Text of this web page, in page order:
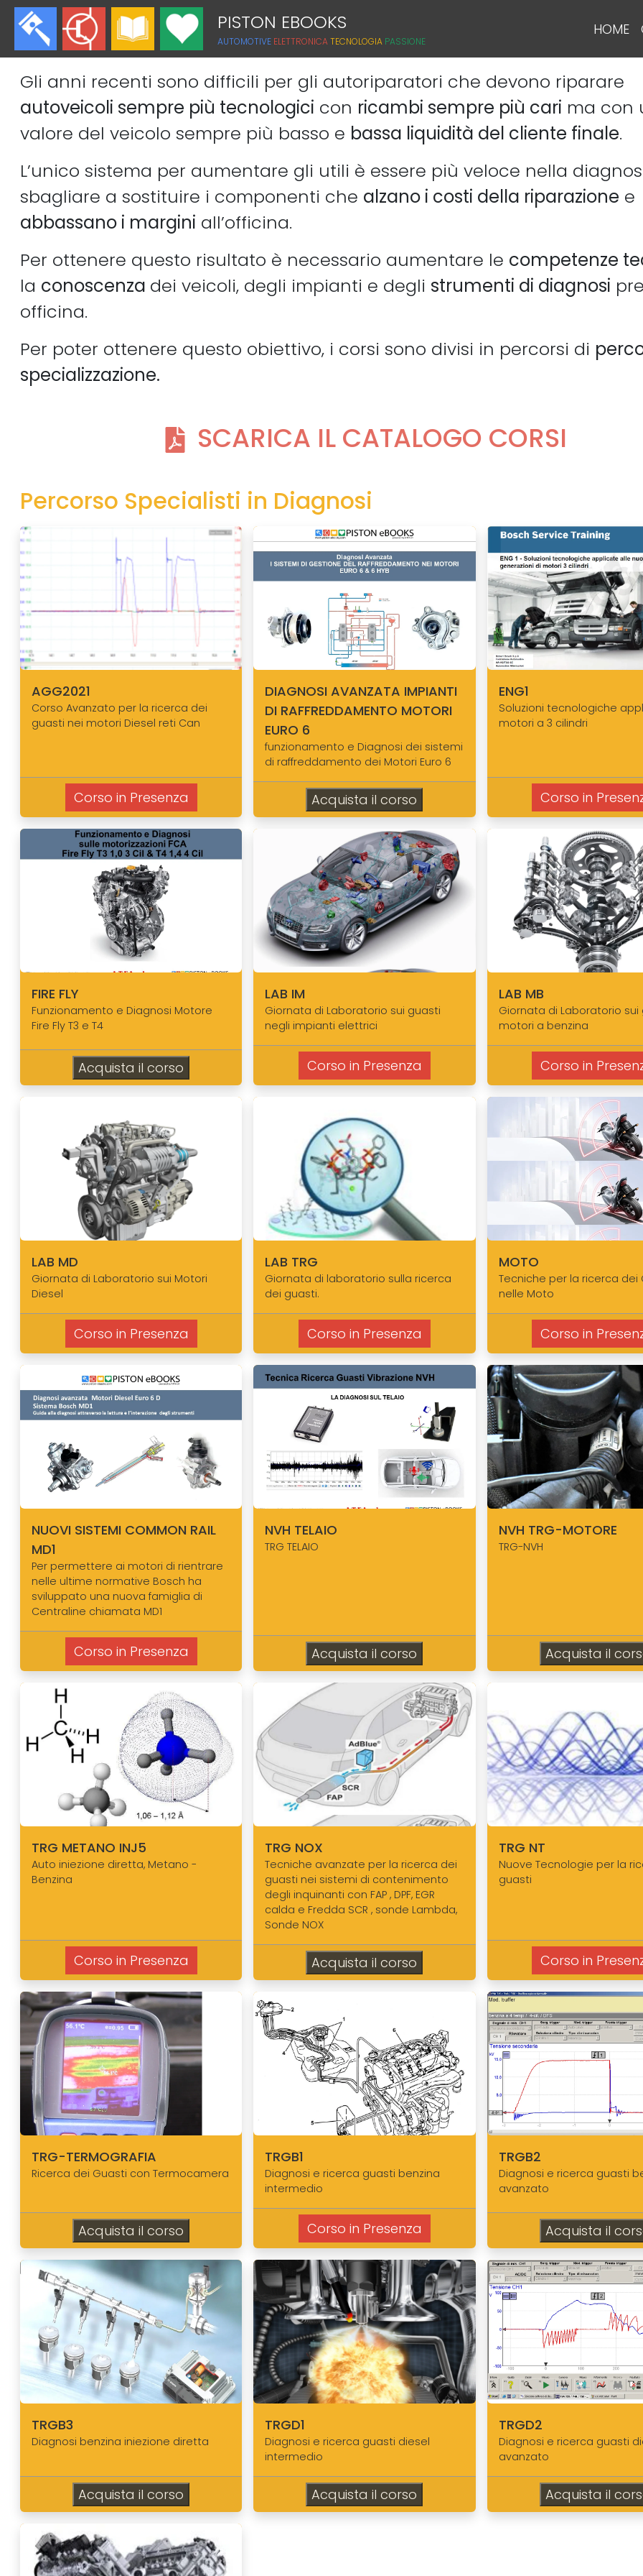
PISTON EBOOKS
AUTOMOTIVE ELETTRONICATECNOLOGIA PASSIONE
HOME
Gli anni recenti sono difficili per gli autoriparatori che devono riparare
autoveicoli sempre più tecnologici con ricambi sempre più cari ma con
valore del veicolo sempre più basso e bassa liquidità del cliente finale.
L’unico sistema per aumentare gli utili è essere più veloce nella
sbagliare a sostituire i componenti che alzano i costi della riparazione e
abbassano i margini all’officina.
Per ottenere questo risultato è necessario aumentare le competenze
la conoscenza dei veicoli, degli impianti e degli strumenti di diagnosi
officina.
Per poter ottenere questo obiettivo, i corsi sono divisi in percorsi di
specializzazione.
SCARICA IL CATALOGO CORSI
Percorso Specialisti in Diagnosi
AGG2021
Corso Avanzato per la ricerca dei
guasti nei motori Diesel reti Can
Corso in Presenza
DIAGNOSI AVANZATA IMPIANTI
DI RAFFREDDAMENTO MOTORI
EURO 6
funzionamento e Diagnosi dei sistemi
di raffreddamento dei Motori Euro 6
Acquista il corso
ENG1
Soluzioni tecnologiche
motori a 3 cilindri
Corso in
FIRE FLY
Funzionamento e Diagnosi Motore
Fire Fly T3 e T4
Acquista il corso
LAB IM
Giornata di Laboratorio sui guasti
negli impianti elettrici
Corso in Presenza
LAB MB
Giornata di Laboratorio sui
motori a benzina
Corso in
LAB MD
Giornata di Laboratorio sui Motori
Diesel
Corso in Presenza
LAB TRG
Giornata di laboratorio sulla ricerca
dei guasti.
Corso in Presenza
MOTO
Tecniche per la ricerca dei
nelle Moto
Corso in
NUOVI SISTEMI COMMON RAIL
MD1
Per permettere ai motori di rientrare
nelle ultime normative Bosch ha
sviluppato una nuova famiglia di
Centraline chiamata MD1
Corso in Presenza
NVH TELAIO
TRG TELAIO
Acquista il corso
NVH TRG-MOTORE
TRG-NVH
Acquista il
TRG METANO INJ5
Auto iniezione diretta, Metano -
Benzina
Corso in Presenza
TRG NOX
Tecniche avanzate per la ricerca dei
guasti nei sistemi di contenimento
degli inquinanti con FAP , DPF, EGR
calda e Fredda SCR , sonde Lambda,
Sonde NOX
Acquista il corso
TRG NT
Nuove Tecnologie per la
guasti
Corso in
TRG-TERMOGRAFIA
Ricerca dei Guasti con Termocamera
Acquista il corso
TRGB1
Diagnosi e ricerca guasti benzina
intermedio
Corso in Presenza
TRGB2
Diagnosi e ricerca guasti
avanzato
Acquista il
TRGB3
Diagnosi benzina iniezione diretta
Acquista il corso
TRGD1
Diagnosi e ricerca guasti diesel
intermedio
Acquista il corso
TRGD2
Diagnosi e ricerca guasti
avanzato
Acquista il